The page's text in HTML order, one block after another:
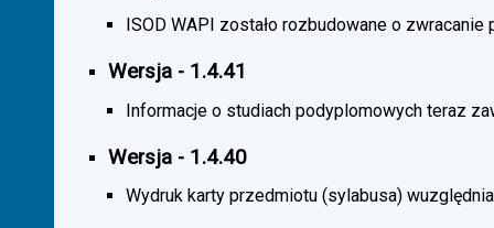
ISOD WAPI zostało rozbudowane o zwracanie
Wersja - 1.4.41
Informacje o studiach podyplomowych teraz
Wersja - 1.4.40
Wydruk karty przedmiotu (sylabusa)